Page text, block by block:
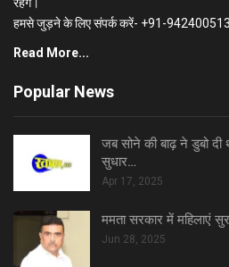
हमसे जुड़ने के लिए संपर्क करें- +91-
Read More...
Popular News
जब सोने की बाढ़ ने डुबो दी
सुधार…
Apr 17, 2025
ममता सरकार में महिलाएं
Jun 28, 2025